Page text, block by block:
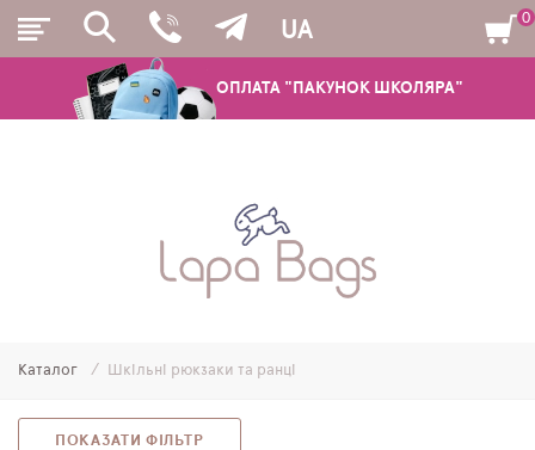
ОПЛАТА "ПАКУНОК ШКОЛЯРА"
UA
ШКІЛЬНІ РЮКЗАКИ ТА РАНЦІ
МОЛОДІЖНІ РЮКЗАКИ
ПЕНАЛИ
0
Каталог Шкільні рюкзаки та ранці
ПОКАЗАТИ ФІЛЬТР